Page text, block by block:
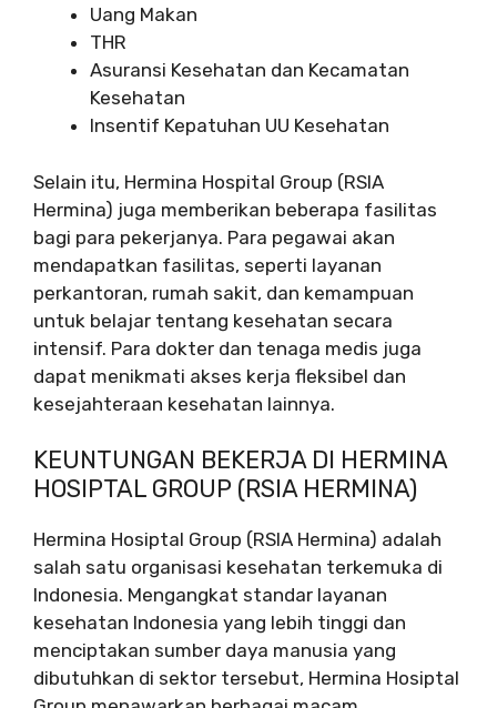
Uang Makan
THR
Asuransi Kesehatan dan Kecamatan
Kesehatan
Insentif Kepatuhan UU Kesehatan
Selain itu, Hermina Hospital Group (RSIA
Hermina) juga memberikan beberapa fasilitas
bagi para pekerjanya. Para pegawai akan
mendapatkan fasilitas, seperti layanan
perkantoran, rumah sakit, dan kemampuan
untuk belajar tentang kesehatan secara
intensif. Para dokter dan tenaga medis juga
dapat menikmati akses kerja fleksibel dan
kesejahteraan kesehatan lainnya.
KEUNTUNGAN BEKERJA DI HERMINA
HOSIPTAL GROUP (RSIA HERMINA)
Hermina Hosiptal Group (RSIA Hermina) adalah
salah satu organisasi kesehatan terkemuka di
Indonesia. Mengangkat standar layanan
kesehatan Indonesia yang lebih tinggi dan
menciptakan sumber daya manusia yang
dibutuhkan di sektor tersebut, Hermina Hosiptal